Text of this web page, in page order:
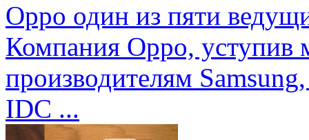
Oppo один из пяти
Компания Oppo, уступив
производителям
IDC ...